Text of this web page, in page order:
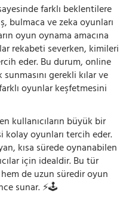
farklı beklentilere
bulmaca ve zeka oyunları
oyun oynama amacına
rekabeti severken, kimileri
eder. Bu durum, online
gerekli kılar ve
oyunlar keşfetmesini
kullanıcıların büyük bir
kolay oyunları tercih eder.
kısa sürede oynanabilen
için idealdir. Bu tür
de uzun süredir oyun
sunar. ⚡🕹️